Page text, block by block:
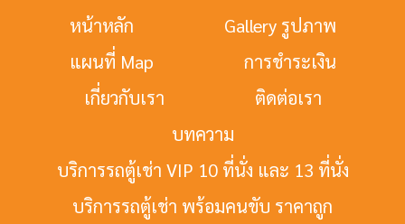
หน้าหลัก
Gallery รูปภาพ
แผนที่ Map
การชำระเงิน
เกี่ยวกับเรา
ติดต่อเรา
บทความ
บริการรถตู้เช่า VIP 10 ที่นั่ง และ 13 ที่นั่ง
บริการรถตู้เช่า พร้อมคนขับ ราคาถูก